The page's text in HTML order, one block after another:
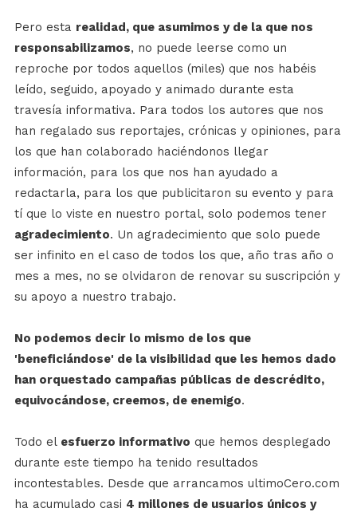
Pero esta realidad, que asumimos y de la que nos
responsabilizamos, no puede leerse como un
reproche por todos aquellos (miles) que nos habéis
leído, seguido, apoyado y animado durante esta
travesía informativa. Para todos los autores que nos
han regalado sus reportajes, crónicas y opiniones, para
los que han colaborado haciéndonos llegar
información, para los que nos han ayudado a
redactarla, para los que publicitaron su evento y para
tí que lo viste en nuestro portal, solo podemos tener
agradecimiento. Un agradecimiento que solo puede
ser infinito en el caso de todos los que, año tras año o
mes a mes, no se olvidaron de renovar su suscripción y
su apoyo a nuestro trabajo.
No podemos decir lo mismo de los que
'beneficiándose' de la visibilidad que les hemos dado
han orquestado campañas públicas de descrédito,
equivocándose, creemos, de enemigo.
Todo el esfuerzo informativo que hemos desplegado
durante este tiempo ha tenido resultados
incontestables. Desde que arrancamos ultimoCero.com
ha acumulado casi 4 millones de usuarios únicos y